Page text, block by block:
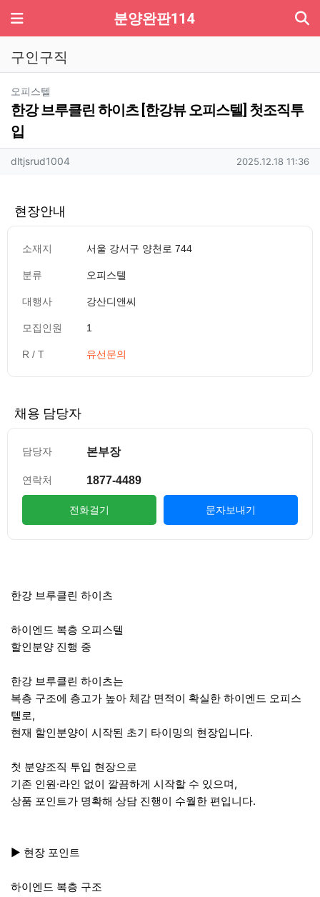
메뉴 분양완판114
구인구직
오피스텔
한강 브루클린 하이츠 [한강뷰 오피스텔] 첫조직투
입
작성자 정보
dltjsrud1004 작성일
2025.12.18 11:36
현장안내
소재지 서울 강서구 양천로 744
분류 오피스텔
대행사 강산디앤씨
모집인원 1
R / T 유선문의
채용 담당자
담당자 본부장
연락처 1877-4489
전화걸기 문자보내기
본문
한강 브루클린 하이츠
하이엔드 복층 오피스텔
할인분양 진행 중
한강 브루클린 하이츠는
복층 구조에 층고가 높아 체감 면적이 확실한 하이엔드 오피스
텔로,
현재 할인분양이 시작된 초기 타이밍의 현장입니다.
첫 분양조직 투입 현장으로
기존 인원·라인 없이 깔끔하게 시작할 수 있으며,
상품 포인트가 명확해 상담 진행이 수월한 편입니다.
▶ 현장 포인트
하이엔드 복층 구조